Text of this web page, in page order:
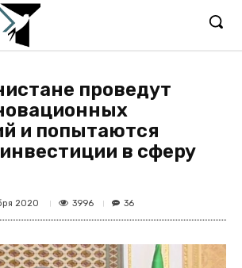
проведут
и попытаются
в сферу
2020 3996 36